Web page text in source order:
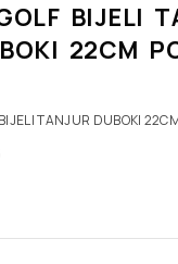
BIJELI
22CM
TANJUR DUBOKI